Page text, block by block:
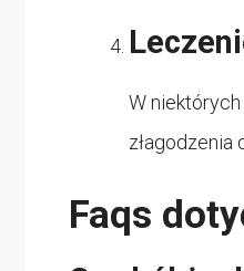
W
złagodzenia
Faqs